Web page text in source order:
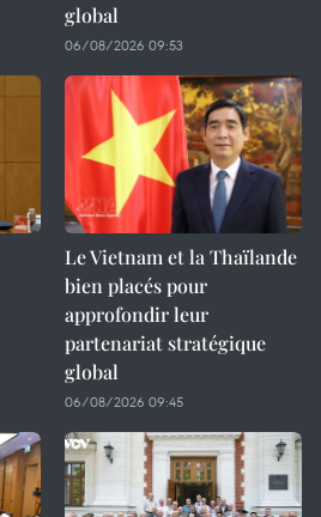
global
06/08/2026 09:53
Le Vietnam et la Thaïlande
bien placés pour
approfondir leur
partenariat stratégique
global
06/08/2026 09:45